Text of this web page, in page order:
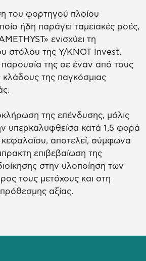
του φορτηγού πλοίου
ήδη παράγει ταμειακές ροές,
ενισχύει τη
στόλου της Y/KNOT Invest,
παρουσία της σε έναν από τους
κλάδους της παγκόσμιας
της επένδυσης, μόλις
υπερκαλυφθείσα κατά 1,5 φορά
κεφαλαίου, αποτελεί, σύμφωνα
επιβεβαίωση της
στην υλοποίηση των
τους μετόχους και στη
αξίας.